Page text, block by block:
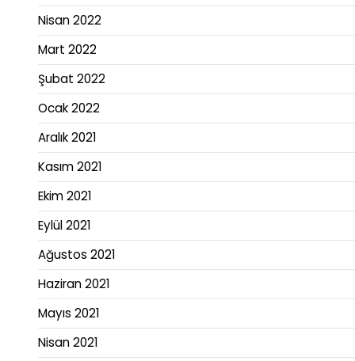
Nisan 2022
Mart 2022
Şubat 2022
Ocak 2022
Aralık 2021
Kasım 2021
Ekim 2021
Eylül 2021
Ağustos 2021
Haziran 2021
Mayıs 2021
Nisan 2021